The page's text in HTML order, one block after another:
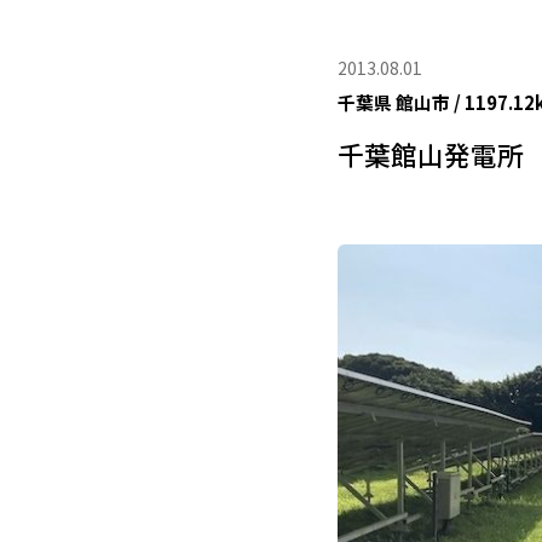
2013.08.01
千葉県館山市 /
千葉館山発電所